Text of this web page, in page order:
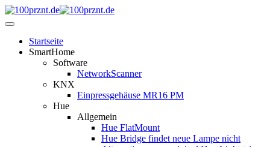
Startseite
SmartHome
Software
NetworkScanner
KNX
Einpressgehäuse MR16 PM
Hue
Allgemein
Hue FlatMount
Hue Bridge findet neue Lampe nicht